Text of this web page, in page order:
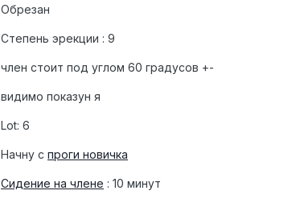
Обрезан
Степень эрекции : 9
член стоит под углом 60 градусов +-
видимо показун я
Lot: 6
Начну с проги новичка
Сидение на члене : 10 минут